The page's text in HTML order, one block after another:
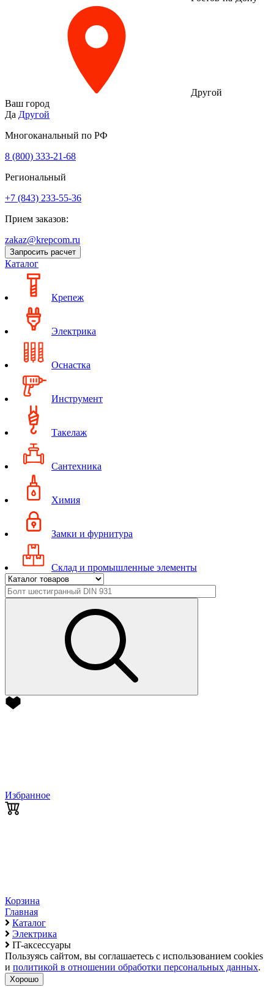
Другой
Ваш город
Да Другой
Многоканальный по РФ
8 (800) 333‑21-68
Региональный
+7 (843) 233-55-36
Прием заказов:
zakaz@krepcom.ru
Запросить расчет
Каталог
Крепеж
Электрика
Оснастка
Инструмент
Такелаж
Сантехника
Химия
Замки и фурнитура
Склад и промышленные элементы
Избранное
Корзина
Главная
Каталог
Электрика
IT-аксессуары
Пользуясь сайтом, вы соглашаетесь с использованием cookies
и политикой в отношении обработки персональных данных.
Хорошо